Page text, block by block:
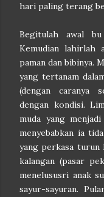
hari paling terang
Begitulah awal
Kemudian lahirlah
paman dan bibinya.
yang tertanam
(dengan caranya
dengan kondisi.
muda yang
menyebabkan ia
yang perkasa turun
kalangan (pasar
menelususri anak
sayur-sayuran.